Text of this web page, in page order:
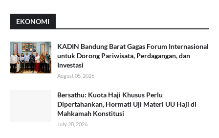
EKONOMI
KADIN Bandung Barat Gagas Forum Internasional
untuk Dorong Pariwisata, Perdagangan, dan
Investasi
August 05, 2026
Bersathu: Kuota Haji Khusus Perlu
Dipertahankan, Hormati Uji Materi UU Haji di
Mahkamah Konstitusi
July 28, 2026